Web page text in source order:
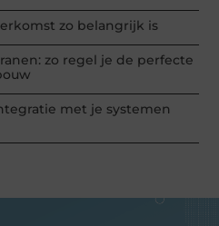
zo belangrijk is
zo regel je de perfecte
met je systemen